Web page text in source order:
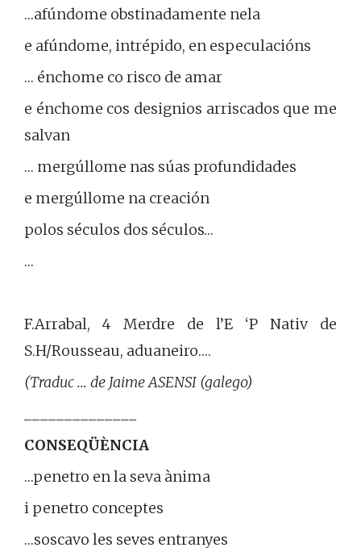
…afúndome obstinadamente nela
e afúndome, intrépido, en especulacións
… énchome co risco de amar
e énchome cos designios arriscados que me
salvan
… mergúllome nas súas profundidades
e mergúllome na creación
polos séculos dos séculos…
…
F.Arrabal, 4 Merdre de l’E ‘P Nativ de
S.H/Rousseau, aduaneiro.…
(Traduc … de Jaime ASENSI (galego)
CONSEQÜÈNCIA
…penetro en la seva ànima
i penetro conceptes
…soscavo les seves entranyes